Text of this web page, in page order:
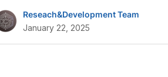
Reseach&Development Team
January 22, 2025